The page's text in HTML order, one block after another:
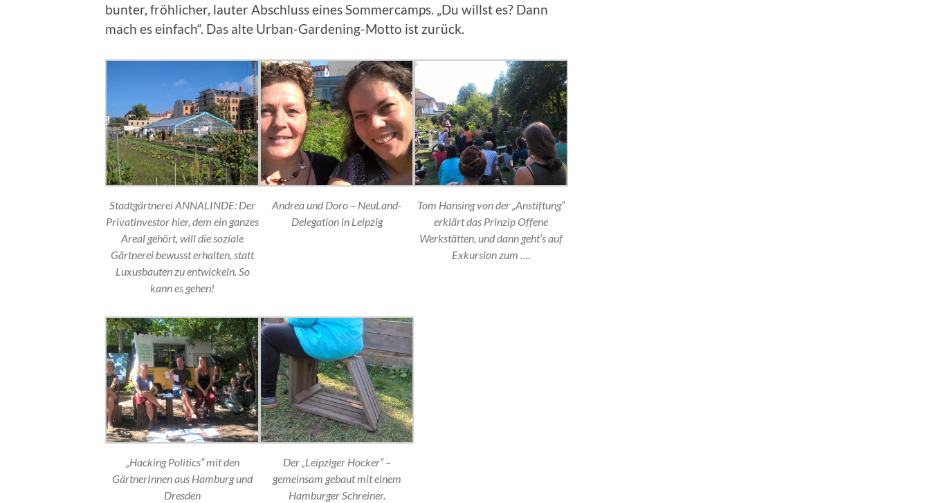
bunter, fröhlicher, lauter Abschluss eines Sommercamps. „Du willst es? Dann
mach es einfach“. Das alte Urban-Gardening-Motto ist zurück.
Stadtgärtnerei ANNALINDE: Der
Privatinvestor hier, dem ein ganzes
Areal gehört, will die soziale
Gärtnerei bewusst erhalten, statt
Luxusbauten zu entwickeln. So
kann es gehen!
Andrea und Doro – NeuLand-
Delegation in Leipzig
Tom Hansing von der „Anstiftung“
erklärt das Prinzip Offene
Werkstätten, und dann geht’s auf
Exkursion zum ….
„Hacking Politics“ mit den
GärtnerInnen aus Hamburg und
Dresden
Der „Leipziger Hocker“ –
gemeinsam gebaut mit einem
Hamburger Schreiner.